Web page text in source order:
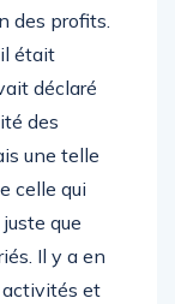
des profits.
était
déclaré
des
une telle
celle qui
que
Il y a en
et